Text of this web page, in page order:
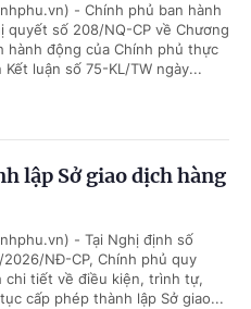
- Chính phủ ban hành
quyết số 208/NQ-CP về Chương
hành động của Chính phủ thực
Kết luận số 75-KL/TW ngày...
lập Sở giao dịch hàng
- Tại Nghị định số
2026/NĐ-CP, Chính phủ quy
chi tiết về điều kiện, trình tự,
cấp phép thành lập Sở giao...